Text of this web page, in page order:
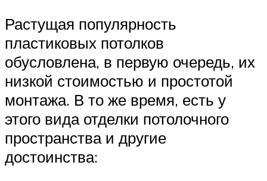
Растущая популярность
пластиковых потолков
обусловлена, в первую очередь, их
низкой стоимостью и простотой
монтажа. В то же время, есть у
этого вида отделки потолочного
пространства и другие
достоинства: